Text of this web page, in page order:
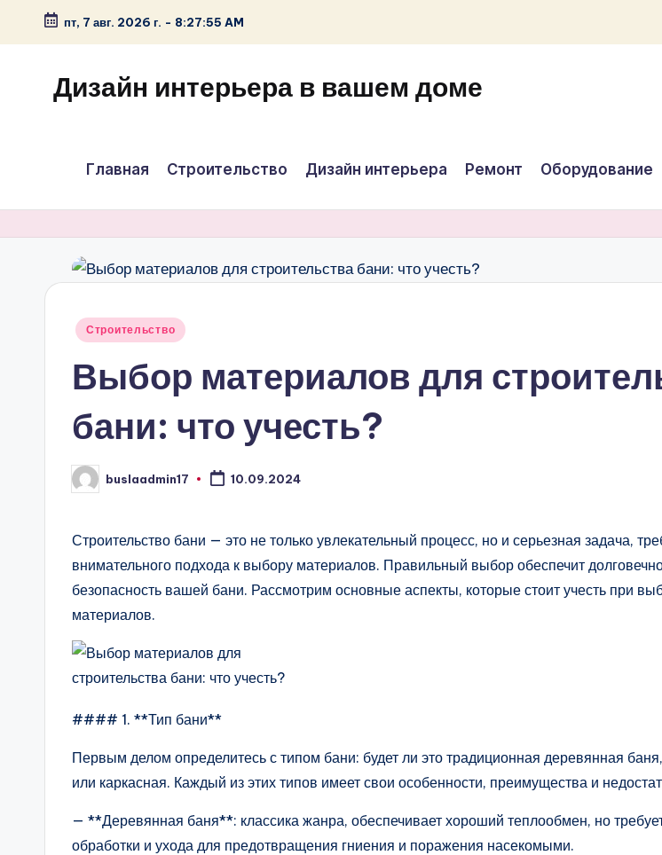
Перейти
содержимому
пт, 7 авг. 2026 г. - 8:27:55 AM
Дизайн интерьера в вашем доме
Главная Строительство Дизайн интерьера Ремонт Оборудование
Опубликовано
Строительство
Выбор материалов для
бани: что учесть?
Запись
от
buslaadmin17 10.09.2024
Строительство бани — это не только увлекательный процесс, но и серьезная задача,
внимательного подхода к выбору материалов. Правильный выбор обеспечит
безопасность вашей бани. Рассмотрим основные аспекты, которые стоит учесть при
материалов.
#### 1. **Тип бани**
Первым делом определитесь с типом бани: будет ли это традиционная деревянная
или каркасная. Каждый из этих типов имеет свои особенности, преимущества и
— **Деревянная баня**: классика жанра, обеспечивает хороший теплообмен, но
обработки и ухода для предотвращения гниения и поражения насекомыми.